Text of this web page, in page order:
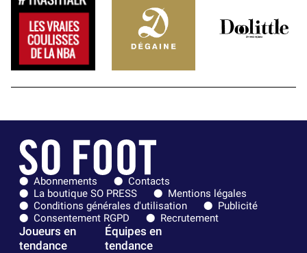
Abonnements
Contacts
La boutique SO PRESS
Mentions légales
Conditions générales d'utilisation
Publicité
Consentement RGPD
Recrutement
Joueurs en
tendance
Équipes en
tendance